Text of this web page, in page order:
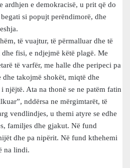
ardhjen e demokracisë, u prit që do
si popujt perëndimorë, dhe
të vuajtur, të përmalluar dhe të
fisi, e ndjejmë këtë plagë. Me
të varfër, me halle dhe peripeci pa
takojmë shokët, miqtë dhe
njëjtë. Ata na thonë se ne patëm fatin
nddërsa ne mërgimtarët, të
vendlindjes, u themi atyre se edhe
familjes dhe gjakut. Në fund
dhe pa nipërit. Në fund kthehemi
na lindi.